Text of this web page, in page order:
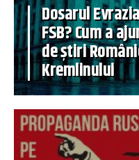
Dosarul
FSB? Cum a
de știri
Kremlinului